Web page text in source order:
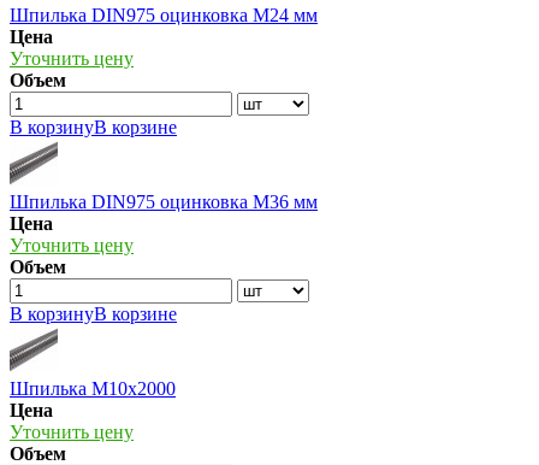
Шпилька DIN975 оцинковка М24 мм
Цена
Уточнить цену
Объем
В корзинуВ корзине
Шпилька DIN975 оцинковка М36 мм
Цена
Уточнить цену
Объем
В корзинуВ корзине
Шпилька М10х2000
Цена
Уточнить цену
Объем